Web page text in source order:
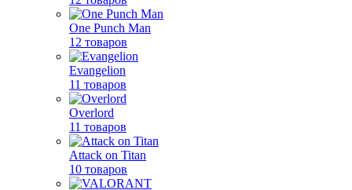
One Punch Man
12 товаров
Evangelion
11 товаров
Overlord
11 товаров
Attack on Titan
10 товаров